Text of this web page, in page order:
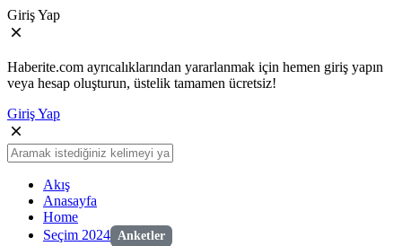
Giriş Yap
Haberite.com ayrıcalıklarından yararlanmak için hemen giriş yapın
veya hesap oluşturun, üstelik tamamen ücretsiz!
Giriş Yap
Akış
Anasayfa
Home
Seçim 2024 Anketler